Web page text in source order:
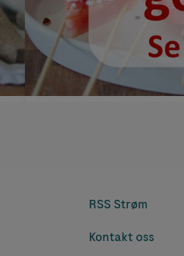
RSS Strøm
Kontakt oss